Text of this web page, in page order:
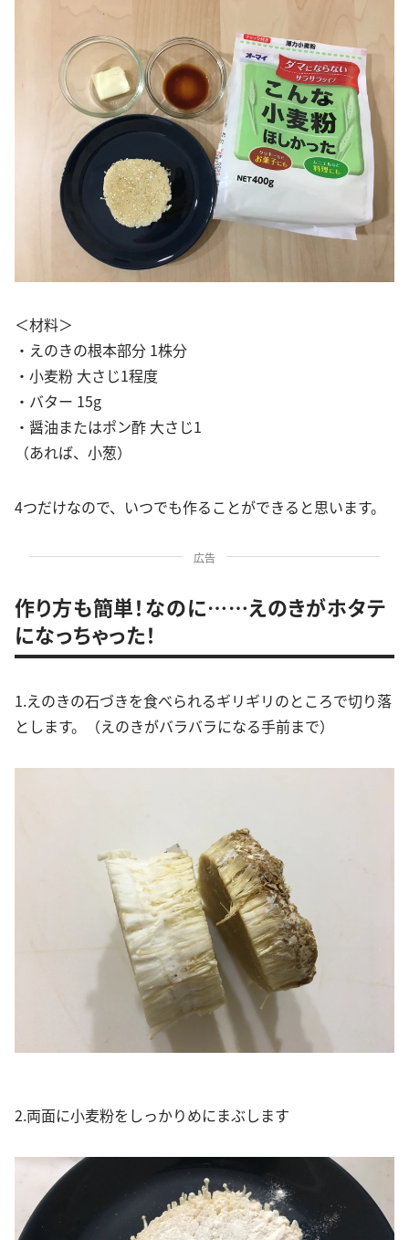
＜材料＞
・えのきの根本部分 1株分
・小麦粉 大さじ1程度
・バター 15g
・醤油またはポン酢 大さじ1
（あれば、小葱）
4つだけなので、いつでも作ることができると思います。
広告
作り方も簡単！なのに……えのきがホタテ
になっちゃった！
1.えのきの石づきを食べられるギリギリのところで切り落
とします。（えのきがバラバラになる手前まで）
2.両面に小麦粉をしっかりめにまぶします